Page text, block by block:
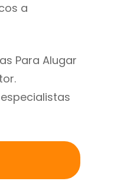
a
Para Alugar